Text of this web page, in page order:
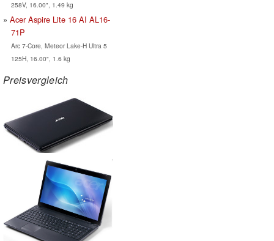
258V, 16.00", 1.49 kg
Acer Aspire Lite 16 AI AL16-
71P
Arc 7-Core, Meteor Lake-H Ultra 5
125H, 16.00", 1.6 kg
Preisvergleich